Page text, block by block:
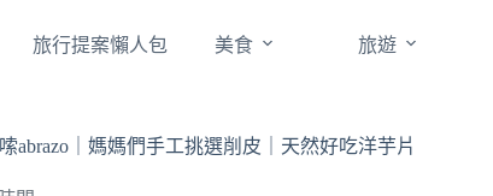
旅行提案懶人包 美食 旅遊
abrazo｜媽媽們手工挑選削皮｜天然好吃洋芋片